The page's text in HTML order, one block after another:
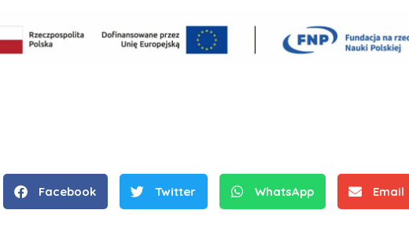
Facebook Twitter WhatsApp Email